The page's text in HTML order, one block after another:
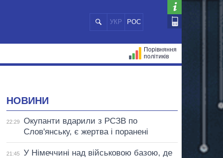
УКР РОС
Порівняння
політиків
НОВИНИ
22:29
Окупанти вдарили з РСЗВ по
Слов'янську, є жертва і поранені
21:45
У Німеччині над військовою базою, де